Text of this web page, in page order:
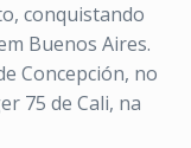
conquistando
Buenos Aires.
Concepción, no
75 de Cali, na